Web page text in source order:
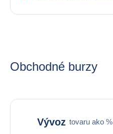
Obchodné burzy
Vývoz tovaru ako